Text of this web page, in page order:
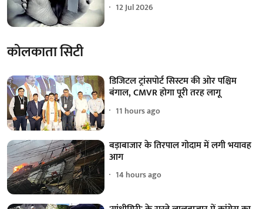
12 Jul 2026
कोलकाता सिटी
डिजिटल ट्रांसपोर्ट सिस्टम की ओर पश्चिम
बंगाल, CMVR होगा पूरी तरह लागू
11 hours ago
बड़ाबाजार के तिरपाल गोदाम में लगी भयावह
आग
14 hours ago